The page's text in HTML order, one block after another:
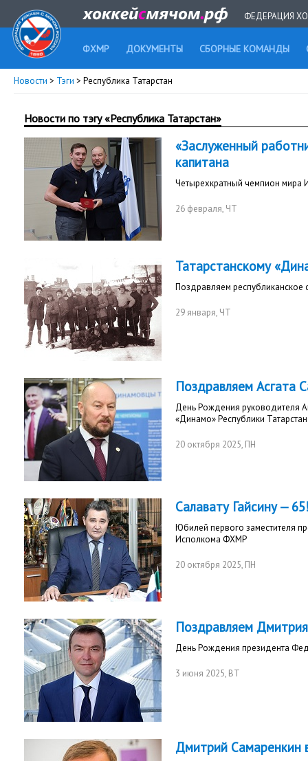
ФЕДЕРАЦИЯ
ФХМР ДОКУМЕНТЫ СБОРНЫЕ КОМАНДЫ
Новости > Тэги > Республика Татарстан
Новости по тэгу «Республика Татарстан»
«Заслуженный
капитана
Четырехкратный чемпион мира
26 февраля, ЧТ
Татарстанскому
Поздравляем
29 января, ЧТ
Поздравляем Асгата
День Рождения руководителя
«Динамо» Республики Татарстан
20 октября 2025, ПН
Салавату Гайсину —
Юбилей первого заместителя
Исполкома ФХМР
20 октября 2025, ПН
Поздравляем
День Рождения президента
3 июня 2025, ВТ
Дмитрий Самаренкин